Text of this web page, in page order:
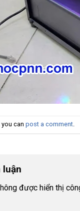
can post a comment
được hiển thị